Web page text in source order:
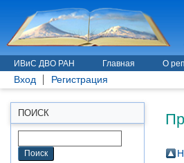
ИВиС ДВО РАН Главная О
Вход Регистрация
ПОИСК